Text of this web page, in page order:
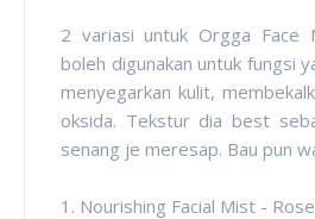
2 variasi untuk Orgga Face
boleh digunakan untuk fungsi
menyegarkan kulit,
oksida. Tekstur dia best
senang je meresap. Bau pun
1. Nourishing Facial Mist -